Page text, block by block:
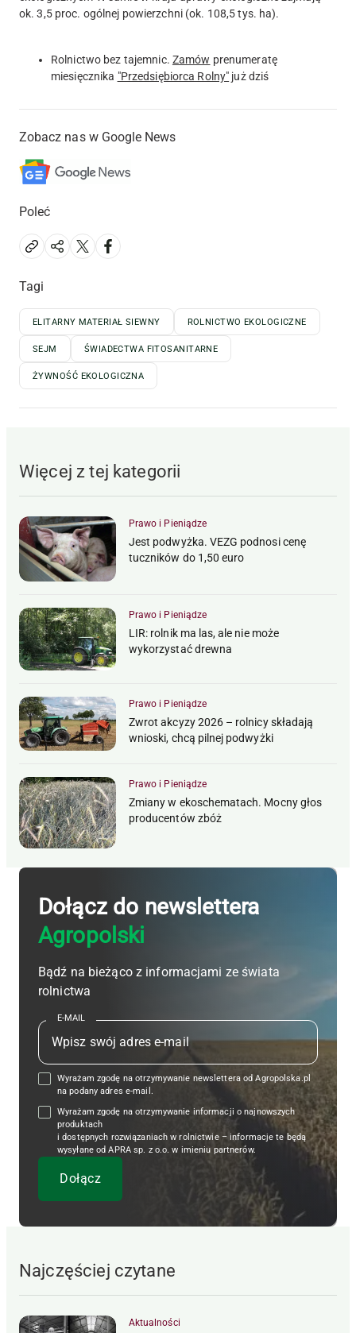
ok. 3,5 proc. ogólnej powierzchni (ok. 108,5 tys. ha).
Rolnictwo bez tajemnic. Zamów prenumeratę
miesięcznika "Przedsiębiorca Rolny" już dziś
Zobacz nas w Google News
Poleć
Tagi
ELITARNY MATERIAŁ SIEWNY ROLNICTWO EKOLOGICZNE
SEJM ŚWIADECTWA FITOSANITARNE
ŻYWNOŚĆ EKOLOGICZNA
Więcej z tej kategorii
Prawo i Pieniądze
Jest podwyżka. VEZG podnosi cenę
tuczników do 1,50 euro
Prawo i Pieniądze
LIR: rolnik ma las, ale nie może
wykorzystać drewna
Prawo i Pieniądze
Zwrot akcyzy 2026 – rolnicy składają
wnioski, chcą pilnej podwyżki
Prawo i Pieniądze
Zmiany w ekoschematach. Mocny głos
producentów zbóż
Dołącz do newslettera
Agropolski
Bądź na bieżąco z informacjami ze świata
rolnictwa
E-MAIL
Wyrażam zgodę na otrzymywanie newslettera od Agropolska.pl
na podany adres e-mail.
Wyrażam zgodę na otrzymywanie informacji o najnowszych
produktach
i dostępnych rozwiązaniach w rolnictwie – informacje te będą
wysyłane od APRA sp. z o.o. w imieniu partnerów.
Najczęściej czytane
Aktualności